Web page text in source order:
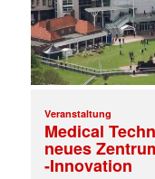
Veranstaltung
Medical
neues
-Innovation